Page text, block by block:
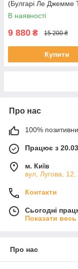
(Булгарі Ле Джемме
В наявності
9 880 ₴ 15 200 ₴
Купити
Про нас
100%
Працює з
м. Київ
вул, Лугова,
Контакти
Сьогодні
Показати
Про нас